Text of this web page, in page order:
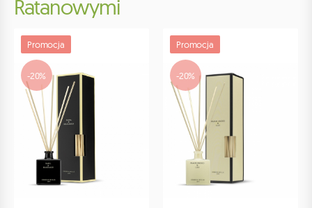
Ratanowymi
Promocja
-20%
Promocja
-20%